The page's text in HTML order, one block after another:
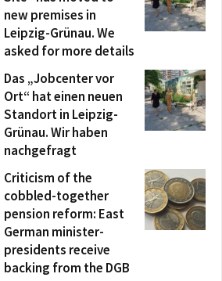
new premises in
Leipzig-Grünau. We
asked for more details
Das „Jobcenter vor
Ort“ hat einen neuen
Standort in Leipzig-
Grünau. Wir haben
nachgefragt
Criticism of the
cobbled-together
pension reform: East
German minister-
presidents receive
backing from the DGB